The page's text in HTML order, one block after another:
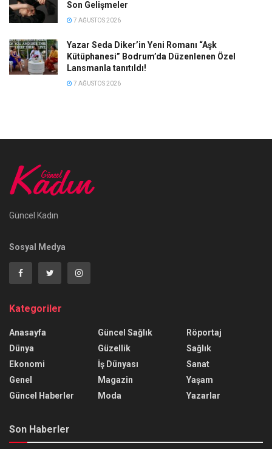
Son Gelişmeler
7 AĞUSTOS 2026
Yazar Seda Diker’in Yeni Romanı “Aşk
Kütüphanesi” Bodrum’da Düzenlenen Özel
Lansmanla tanıtıldı!
7 AĞUSTOS 2026
Güncel Kadın
Sosyal Medya
Kategoriler
Anasayfa
Dünya
Ekonomi
Genel
Güncel Haberler
Güncel Sağlık
Güzellik
İş Dünyası
Magazin
Moda
Röportaj
Sağlık
Sanat
Yaşam
Yazarlar
Son Haberler